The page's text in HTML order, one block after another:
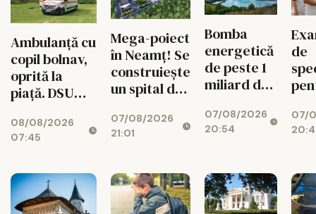
Ambulanță cu
copil bolnav,
oprită la
piață. DSU
verificări
08/08/2026
07:45
Mega-poiect
în Neamț! Se
construiește
un spital de
miliarde de
lei, cu 469
07/08/2026
21:01
Bomba
energetică
de peste 1
miliard de
Bicaz! Un
munte va
centrală
uriașă de
340 MW
07/08/2026
20:54
de
07/